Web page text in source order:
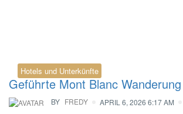
Hotels und Unterkünfte
Geführte Mont Blanc Wanderung
BY FREDY APRIL 6, 2026 6:17 AM